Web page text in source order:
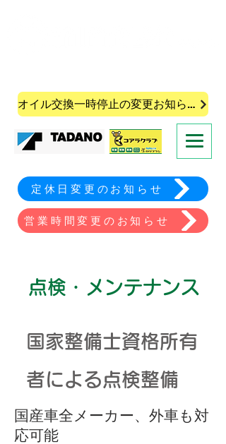
営業時間変更のお知らせ
定休日変更のお知らせ
オイル交換一時停止の変更お知らせ
点検・メンテナンス
国家整備士資格所有
者による点検整備
国産車全メーカー、外車も対
応可能